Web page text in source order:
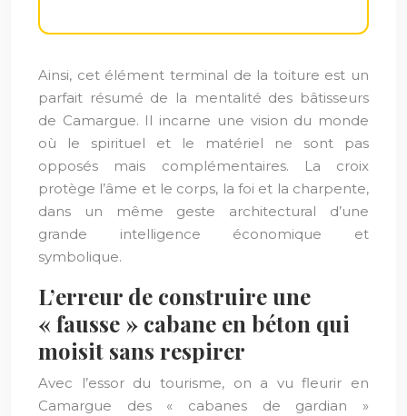
Ainsi, cet élément terminal de la toiture est un
parfait résumé de la mentalité des bâtisseurs
de Camargue. Il incarne une vision du monde
où le spirituel et le matériel ne sont pas
opposés mais complémentaires. La croix
protège l’âme et le corps, la foi et la charpente,
dans un même geste architectural d’une
grande intelligence économique et
symbolique.
L’erreur de construire une
« fausse » cabane en béton qui
moisit sans respirer
Avec l’essor du tourisme, on a vu fleurir en
Camargue des « cabanes de gardian »